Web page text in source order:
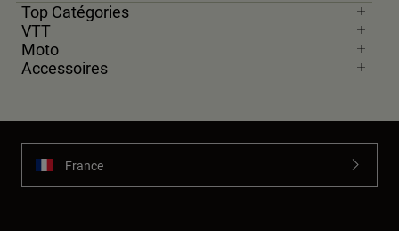
Top Catégories
VTT
Moto
Accessoires
France